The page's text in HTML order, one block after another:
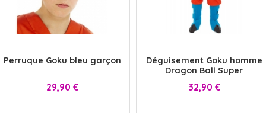
Perruque Goku bleu garçon
Prix
29,90 €
Déguisement Goku homme
Dragon Ball Super
Prix
32,90 €